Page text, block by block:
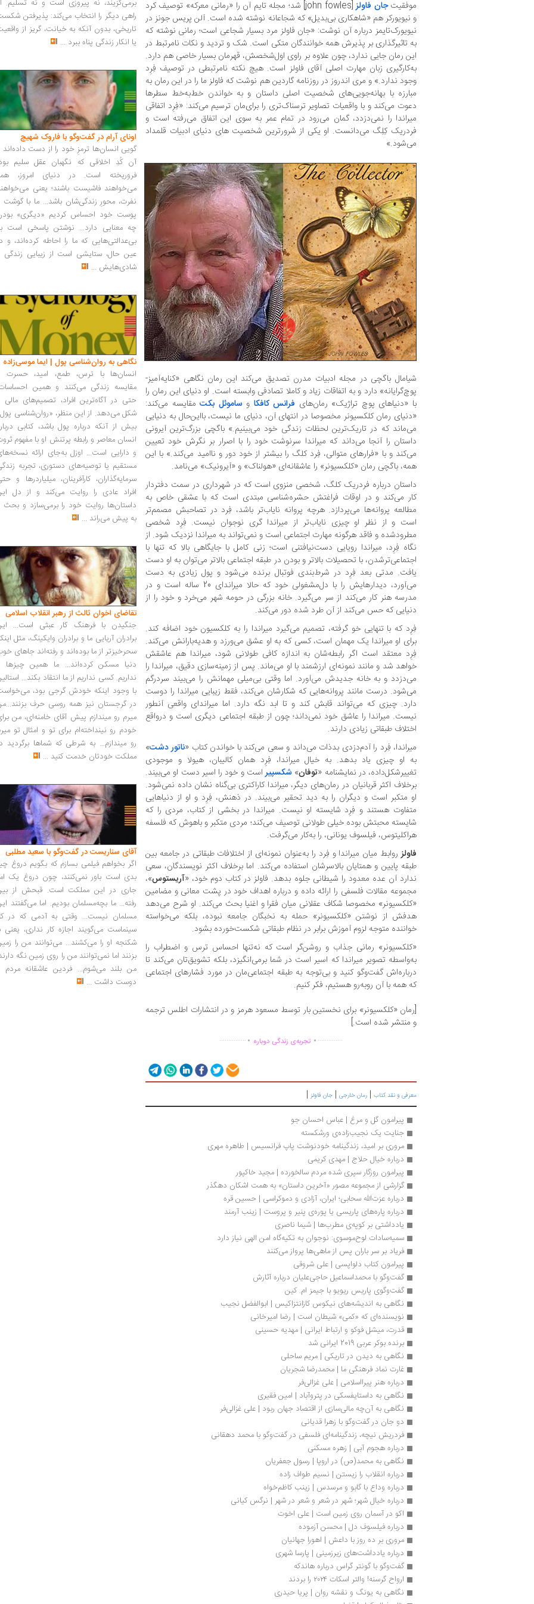
موفقیتجان فاولز
[john fowles] شد؛ مجله تایم آن را «رمانی معرکه» توصیف کرد
و نیویورکر هم «شاهکاری بی‌بدیل» که شجاعانه نوشته شده است. آلن پریس جونز در
نیویورک‌تایمز درباره‌ آن نوشت: «جان فاولز مرد بسیار شجاعی است؛ رمانی نوشته که
به تاثیرگذاری بر پذیرش همه‌ خوانندگان متکی است. شک و تردید و نکات نامرتبط در
این رمان جایی ندارد، چون علاوه بر راوی اول‌شخصش، قهرمان بسیار خاصی هم دارد.
به‌کارگیری زبان مهارت اصلی آقای فاولز است. هیچ نکته‌ نامرتبطی در توصیف فِرِد
وجود ندارد.» و مری اندروز در روزنامه‌ گاردین هم نوشت که فاولز ما را در این رمان به
مبارزه با بهانه‌جویی‌های شخصیت اصلی داستان و به خواندن خط‌به‌خط سطرها
دعوت می‌کند و با واقعیات تصاویر ترسناک‌تری را برای‌مان ترسیم می‌کند: «فِرِد اتفاقی
میراندا را نمی‌دزدد، گمان می‌رود در تمام عمر به سوی این اتفاق می‌رفته است و
فردریک کِلِگ می‌دانست. او یکی از شرورترین شخصیت­ های دنیای ادبیات قلمداد
می‌شود.»
شیامال باگچی در مجله‌ ادبیات مدرن تصدیق می‌کند این رمان نگاهی «کنایه‌آمیز-
پوچ‌گرایانه» دارد و به اتفاقات زیاد و کاملا تصادفی وابسته است. او دنیای این رمان را
با «دنیاهای پوچ تراژیک» رمان‌های فرانس کافکا وساموئل بکتمقایسه می‌کند:
«دنیای رمان کلکسیونر مخصوصا در انتهای آن، دنیای ما نیست، بااین‌حال به دنیایی
می‌ماند که در تاریک‌ترین لحظات زندگی خود می‌بینیم.» باگچی بزرگ‌ترین آیرونی
داستان را آنجا می‌داند که میراندا سرنوشت خود را با اصرار بر نگرش خود تعیین
می‌کند و با «فرارهای متوالی، فِرد کلگ را بیشتر از خود دور و ناامید می‌کند.» با این
همه، باگچی رمان «کلکسیونر» را عاشقانه‌ای «هولناک» و «آیرونیک» می‌نامد.
داستان درباره‌ فردریک کلگ، شخصی منزوی است که در شهرداری در سمت دفتردار
کار می‌کند و در اوقات فراغتش حشره‌شناسی مبتدی است که با عشقی خاص به
مطالعه‌ پروانه‌ها می‌پردازد. هرچه پروانه‌ نایاب‌تر باشد، فِرد در تصاحبش مصمم‌تر
است و از نظر او چیزی نایاب‌تر از میراندا گری نوجوان نیست. فِرِد شخصی
مطرودشده و فاقد هرگونه مهارت اجتماعی است و نمی‌تواند به میراندا نزدیک شود. از
نگاه فِرِد، میراندا رویایی دست‌نیافتنی است؛ زنی کامل با جایگاهی بالا که تنها با
اجتماعی‌ترشدن، با تحصیلات بالاتر و بودن در طبقه‌ اجتماعی بالاتر می‌توان به او دست‌
یافت. مدتی بعد فِرِد در شرط‌بندی فوتبال برنده می‌شود و پول زیادی به دست
می‌آورد، دیدارهایش را با دل‌مشغولی خود که حالا میراندای 20 ساله است و در
مدرسه هنر کار می‌کند از سر می‌گیرد. خانه‌ بزرگی در حومه‌ شهر می‌خرد و خود را از
دنیایی که حس می‌کند از آن طرد شده دور می‌کند.
فِرِد که با تنهایی خو گرفته، تصمیم می‌گیرد میراندا را به کلکسیون خود اضافه کند.
برای او میراندا یک مهمان است، کسی که به او عشق می‌ورزد و هدیه‌بارانش می‌کند.
فِرِد معتقد است اگر رابطه‌شان به اندازه‌ کافی طولانی شود، میراندا هم عاشقش
خواهد شد و مانند نمونه‌ای ارزشمند با او می‌ماند. پس از زمینه‌سازی دقیق، میراندا را
می‌دزدد و به خانه‌ جدیدش می‌آورد. اما وقتی بی‌میلی مهمانش را می‌بیند سردرگم
می‌شود. درست مانند پروانه‌هایی که شکارشان می‌کند، فقط زیبایی میراندا را دوست
دارد. چیزی که می‌تواند قابش کند و تا ابد نگه دارد. اما میراندای واقعی آنطور
نیست. میراندا را عاشق خود نمی‌داند؛ چون از طبقه‌ اجتماعی دیگری است و درواقع
اختلاف طبقاتی زیادی دارند.
میراندا، فِرد را آدم‌دزدی بدذات می‌داند و سعی می‌کند با خواندن کتاب «ناتور دشت»
به او چیزی یاد بدهد. به خیال میراندا، فِرِد همان کالیبان، هیولا و موجودی
تغییرشکل‌داده، در نمایشنامه «توفان» شکسپیراست و خود را اسیر دست او می‌بیند.
برخلاف اکثر قربانیان در رمان‌های دیگر، میراندا کاراکتری بی‌گناه نشان داده نمی‌شود.
او متکبر است و دیگران را به دید تحقیر می‌بیند. در ذهنش، فِرِد و او از دنیاهایی
متفاوت هستند و فِرِد شایسته‌ او نیست. میراندا در بخشی از کتاب، مردی را که
شایسته‌ محبتش بوده خیلی طولانی توصیف می‌کند؛ مردی متکبر و باهوش که فلسفه‌
هراکلیتوس، فیلسوف یونانی، را به‌کار می‌گرفت.
فاولزروابط میان میراندا و فِرد را به‌عنوان نمونه‌ای از اختلافات طبقاتی در جامعه بین
طبقه‌ پایین و همتایان بالاسرشان استفاده می‌کند. اما برخلاف اکثر نویسندگان، سعی
ندارد آن عده‌ معدود را شیطانی جلوه بدهد. فاولز در کتاب دوم خود، «آریستوس»،
مجموعه مقالات فلسفی را ارائه داده و درباره‌ اهداف خود در پشت معانی و مضامین
«کلکسیونر» مخصوصا شکاف عقلانی میان فقرا و اغنیا بحث می‌کند. او شرح می‌دهد
هدفش از نوشتن «کلکسیونر» حمله به نخبگان جامعه نبوده، بلکه می‌خواسته
خواننده متوجه لزوم آموزش برابر در نظام طبقاتی شکست‌خورده بشود.
«کلکسیونر» رمانی جذاب و روشن‌گر است که نه‌تنها احساس ترس و اضطراب را
به‌واسطه‌ تصویر میراندا که اسیر است در شما برمی‌انگیزد، بلکه تشویق‌تان می‌کند تا
درباره‌اش گفت‌وگو کنید و بی‌توجه به طبقه‌ اجتماعی‌مان در مورد فشارهای اجتماعی
که همه با آن روبه‌رو هستیم، فکر کنیم.
[رمان «ک‍ل‍ک‍س‍ی‍ون‍ر» برای نخستین بار توسط م‍س‍ع‍ود ه‍رم‍ز و در انتشارات اطلس ترجمه
و منتشر شده است.]
............... . تجربه‌ی زندگی دوباره . ..............
معرفی و نقد کتاب | رمان خارجی | جان فاولز |
پیرامون گل و مرغ | عباس احسان جو
جنایت یک نجیب‌زاده‌ی ورشکسته
مروری بر امید، زندگینامه خودنوشت پاپ فرانسیس | طاهره مهری
درباره خیال حلاج | مهدی کریمی
پیرامون روزگار سپری شده مردم سالخورده | مجید خاکپور
گزارشی از مجموعه مصور «آخرین داستان» به همت اشکان دهگذر
درباره عزت‌الله سحابی؛ ایران، آزادی و دموکراسی | حسین قره
درباره پاره‌های پاریسی یا پوره‌ی پنیر و پروست | زینب آرمند
یادداشتی بر کوپه‌ی مطرب‌ها | شیما ناصری
سمیه‌‌سادات لوح‌موسوی: نوجوان به تکیه‌گاه امن الهی نیاز دارد
فریاد بر سر باران پس از ماهی‌ها پرواز می‌کنند
پیرامون کتاب دلواپسی | علی شروقی
گفت‌وگو با محمداسماعیل حاجی‌علیان درباره آثارش
گفت‌وگوی پاریس ریویو با جیمز‌ ام. کین
نگاهی به اندیشه‌های نیکوس کازانتزاکیس | ابوالفضل نجیب
نویسنده‌ای که «کمی» شیطان است | رضا امیرخانی
قدرت، میشل فوکو و ارتباط ایرانی | مهدیه حسینی
برنده ‌بوکر عربی 2019 ایرانی شد
نگاهی به دیدن در تاریکی | مریم ساحلی
غارت نماد فرهنگی ما | محمدرضا شجریان
درباره هنر پیرااسلامی | علی غزالی‌فر
نگاهی به داستایفسکی در پتروآباد | امین فقیری
نگاهی به آن‌چه مالی‌سازی از اقتصاد جهان ربود | علی غزالی‌فر
دو جان در گفت‌وگو با زهرا قدیانی
فردریش نیچه، زندگینامه‌ای فلسفی در گفت‌وگو با محمد دهقانی
درباره هجوم آبی | زهره مسکنی
نگاهی به مح‍م‍د(ص‌) در اروپ‍ا | رسول جعفریان
درباره انقلاب را زیستن | نسیم طواف زاده
درباره وداع با گابو و مرسدس | زینب کاظم‌خواه
درباره خیال شهر؛ شهر در شعر و شعر در شهر | نرگس کیانی
اکو در آسمان روی زمین است | علی اخوت
درباره فیلسوف دل | محسن آزموده
مروری بر ده روز با داعش | اهورا جهانیان
درباره یادداشت‌های زیرزمینی | پارسا شهری
گفت‌‌وگو با گونتر گراس درباره هاندکه
ارواح گرسنه! والتر اسکات ۲۰۲۴ را بردند
نگاهی به یونگ و نقشه روان | پریا حیدری
برمی‌گزیند، نه پیروزی است و نه تسلیم.
راهی دیگر را انتخاب می‌کند: پذیرفتن
تاریخی، بدون آنکه به خیانت، گریز از
یا انکار زندگی پناه ببرد ...
اونای آرام در گفت‌وگو با فاروک شهیچ‭
گویی انسان‌ها ترمزِ خود را از دست داده‌اند
آن کُدِ اخلاقی که نگهبان عقل سلیم
فروریخته است. در دنیای امروز،
می‌خواهند فاشیست باشند؛ یعنی
نفرت، محورِ زندگی‌شان باشد... ما با گوشت
پوست خود احساس کردیم «دیگری»
چه معنایی دارد... نوشتن پاسخی است
بی‌عدالتی‌هایی که ما را احاطه کرده‌اند، و
عین حال، ستایشی است از زیبایی زندگی
شادی‌هایش ...
نگاهی به روان‌شناسی پول | ایما موسی‌زاده
انسان‌ها با ترس، طمع، امید، حسرت
مقایسه زندگی می‌کنند و همین
حتی در آگاه‌ترین افراد، تصمیم‌های مالی
شکل می‌دهد. از این منظر، «روان‌شناسی
بیش از آنکه درباره پول باشد، کتابی
انسان معاصر و رابطه پرتنش او با مفهوم
و دارایی است... اوزل به‌جای ارائه
مستقیم یا توصیه‌های دستوری، تجربه
سرمایه‌گذاران، کارآفرینان، میلیاردرها و
افراد عادی را روایت می‌کند و از دل
داستان‌ها روایت خود را برمی‌سازد و بحث
به پیش می‌راند ...
تقاضای اخوان ثالث از رهبر انقلاب اسلامی
جنگیدن با فرهنگ کار عبثی است...
برادران آریایی ما و برادران وایکینگ، مثل
سحرخیزتر از ما بوده‌اند و رفته‌اند جاهای
دنیا مسکن کرده‌اند... ما همین چیزها
نداریم. کسی نداریم از ما انتقاد بکند...
با وجود اینکه خودش گرجی بود،
در گرجستان نیز همه روسی حرف
میرم رو میندازم پیش آقای خامنه‌ای، من
خودم رو نینداخته‌ام برای تو و امثال تو
رو میندازم... به شرطی که شماها برگردید
مملکت خودتان خدمت کنید ...
آقای سناریست در گفت‌وگو با سعید مطلبی
اگر بخواهم فیلمی بسازم که بگویم دروغ
بدی است باور نمی‌کنند، چون دروغ یک
جاری در این مملکت است. قبحش از
رفته... ما بچه‌مسلمان بودیم. اما می‌گفتند
مسلمان نیست... وقتی به آدمی که در
سینماست می‌گویند اجازه کار نداری، یعنی
شکنجه او را می‌کشند... می‌توانند من را
بزنند اما نمی‌توانند من را روی زمین نگه
من بلند می‌شوم... فردین عاشقانه مردم
دوست داشت ...